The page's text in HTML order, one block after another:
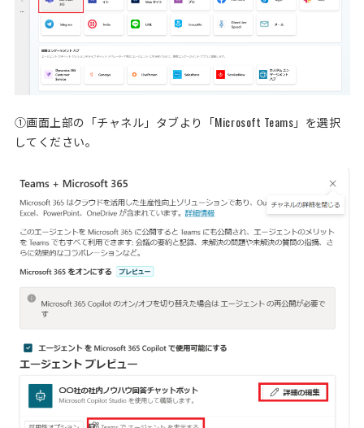
①画面上部の「チャネル」タブより「Microsoft Teams」を選択
してください。